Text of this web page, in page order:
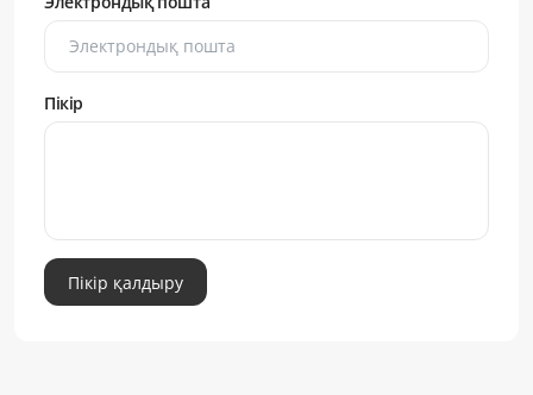
Пікір
Пікір қалдыру